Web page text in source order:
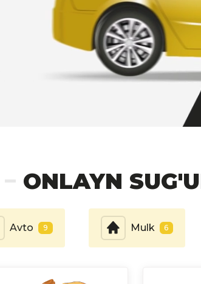
ONLAYN
Avto 9 Mulk 6